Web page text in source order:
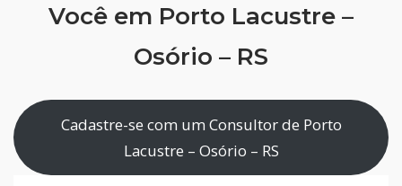
Você em Porto Lacustre –
Osório – RS
Cadastre-se com um Consultor de Porto
Lacustre – Osório – RS